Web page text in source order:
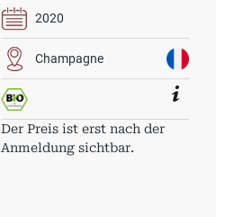
2020
Champagne
Der Preis ist erst nach der
Anmeldung sichtbar.